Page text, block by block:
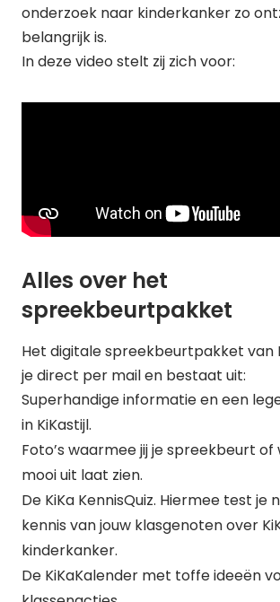
onderzoek naar kinderkanker zo
belangrijk is.
In deze video stelt zij zich voor:
Alles over het
spreekbeurtpakket
Het digitale spreekbeurtpakket van
je direct per mail en bestaat uit:
Superhandige informatie en een
in KiKastijl.
Foto’s waarmee jij je spreekbeurt
mooi uit laat zien.
De KiKa KennisQuiz. Hiermee test je
kennis van jouw klasgenoten over
kinderkanker.
De KiKaKalender met toffe ideeën